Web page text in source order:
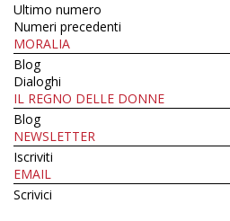
Ultimo numero
Numeri precedenti
MORALIA
Blog
Dialoghi
IL REGNO DELLE DONNE
Blog
NEWSLETTER
Iscriviti
EMAIL
Scrivici